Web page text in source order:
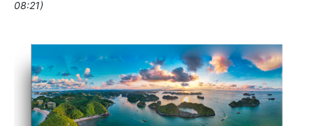
08:21)